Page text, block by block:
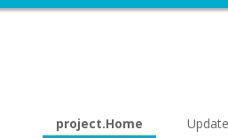
project.Home